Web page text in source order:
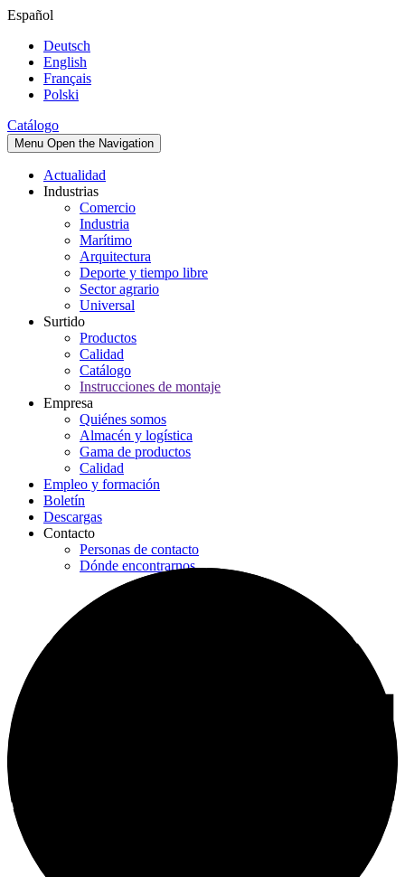
Español
Deutsch
English
Français
Polski
Catálogo
Menu Open the Navigation
Actualidad
Industrias
Comercio
Industria
Marítimo
Arquitectura
Deporte y tiempo libre
Sector agrario
Universal
Surtido
Productos
Calidad
Catálogo
Instrucciones de montaje
Empresa
Quiénes somos
Almacén y logística
Gama de productos
Calidad
Empleo y formación
Boletín
Descargas
Contacto
Personas de contacto
Dónde encontrarnos